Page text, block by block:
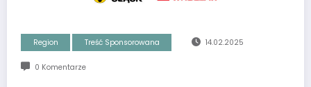
Region Treść Sponsorowana 14.02.2025
0 Komentarze